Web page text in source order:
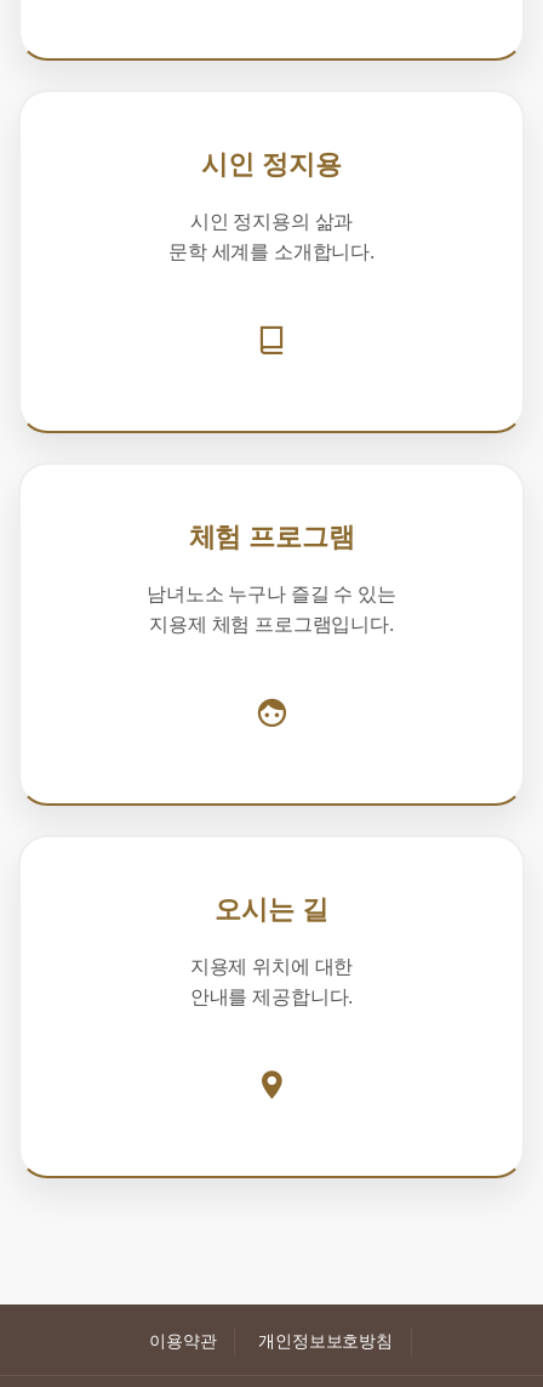
시인 정지용
시인 정지용의 삶과
문학 세계를 소개합니다.
체험 프로그램
남녀노소 누구나 즐길 수 있는
지용제 체험 프로그램입니다.
오시는 길
지용제 위치에 대한
안내를 제공합니다.
이용약관 개인정보보호방침